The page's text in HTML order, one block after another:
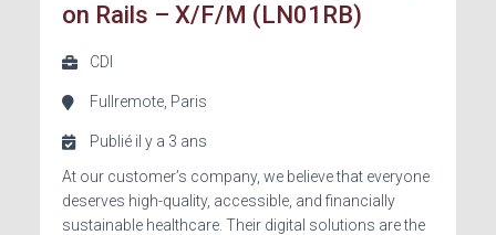
on Rails – X/F/M (LN01RB)
CDI
Fullremote, Paris
Publié il y a 3 ans
At our customer’s company, we believe that everyone
deserves high-quality, accessible, and financially
sustainable healthcare. Their digital solutions are the